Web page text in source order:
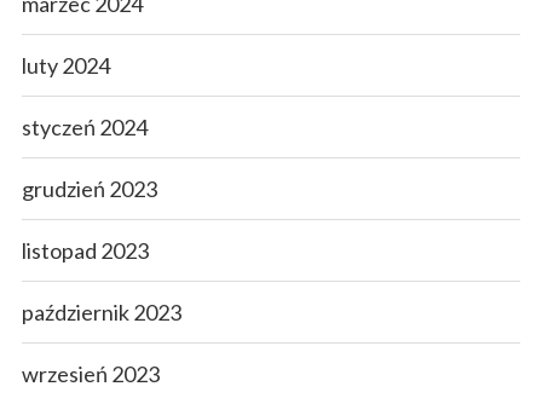
luty 2024
styczeń 2024
grudzień 2023
listopad 2023
październik 2023
wrzesień 2023